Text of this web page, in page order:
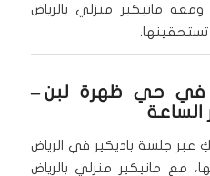
مانيكير منزلي بالرياض
في حي ظهرة لبن–
الساعة
جلسة باديكير في الرياض
مع مانيكير منزلي بالرياض